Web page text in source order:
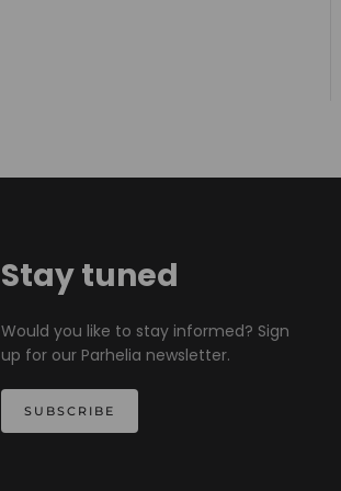
Stay tuned
Would you like to stay informed? Sign
up for our Parhelia newsletter.
SUBSCRIBE